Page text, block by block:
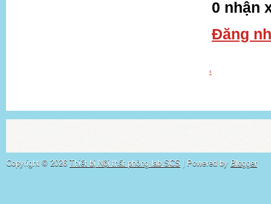
0 nhận
Đăng
‹
Copyright © 2026 Thiết bị Nội thất phòng lab SCS | Powered by Blogger